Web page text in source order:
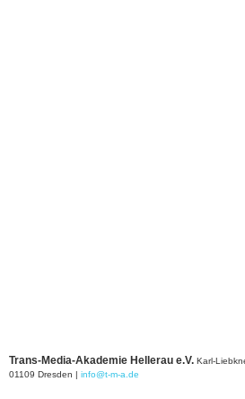
Trans-Media-Akademie Hellerau e.V. Karl-
01109 Dresden | info@t-m-a.de